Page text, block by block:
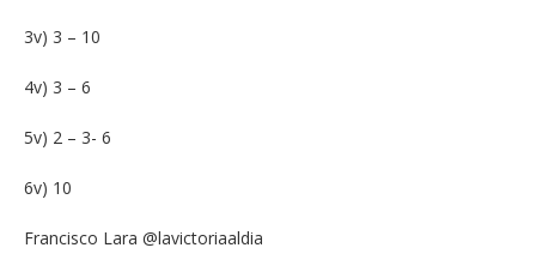
3v) 3 – 10
4v) 3 – 6
5v) 2 – 3- 6
6v) 10
Francisco Lara @lavictoriaaldia